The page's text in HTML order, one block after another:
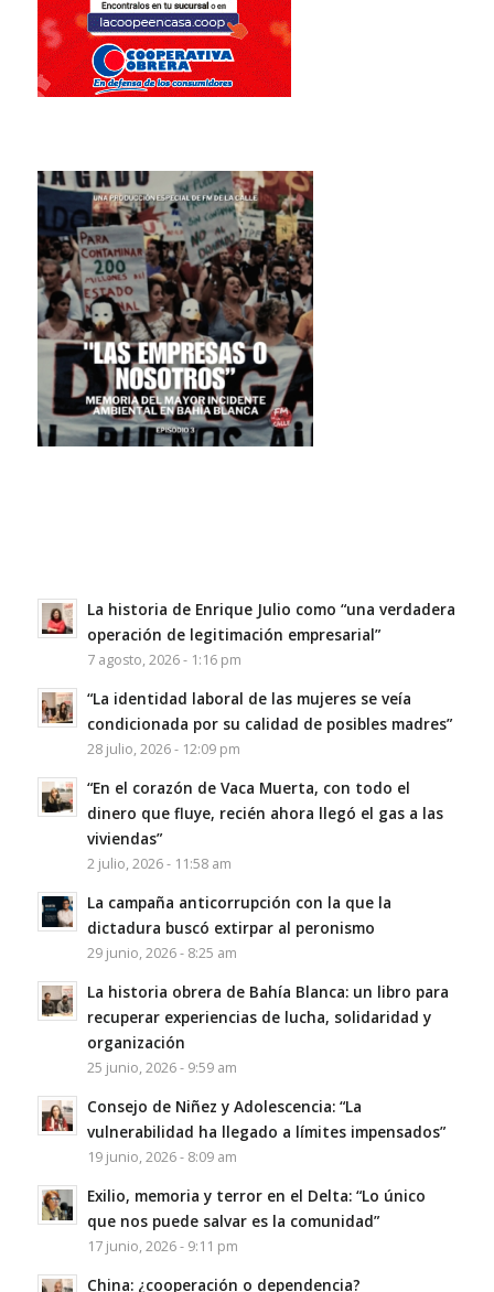
La historia de Enrique Julio como “una verdadera
operación de legitimación empresarial”
7 agosto, 2026 - 1:16 pm
“La identidad laboral de las mujeres se veía
condicionada por su calidad de posibles madres”
28 julio, 2026 - 12:09 pm
“En el corazón de Vaca Muerta, con todo el
dinero que fluye, recién ahora llegó el gas a las
viviendas”
2 julio, 2026 - 11:58 am
La campaña anticorrupción con la que la
dictadura buscó extirpar al peronismo
29 junio, 2026 - 8:25 am
La historia obrera de Bahía Blanca: un libro para
recuperar experiencias de lucha, solidaridad y
organización
25 junio, 2026 - 9:59 am
Consejo de Niñez y Adolescencia: “La
vulnerabilidad ha llegado a límites impensados”
19 junio, 2026 - 8:09 am
Exilio, memoria y terror en el Delta: “Lo único
que nos puede salvar es la comunidad”
17 junio, 2026 - 9:11 pm
China: ¿cooperación o dependencia?